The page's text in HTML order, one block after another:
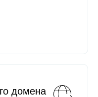
домена